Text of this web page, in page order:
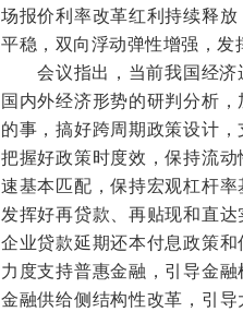
场报价利率改革红利持续释
平稳，双向浮动弹性增强，发
会议指出，当前我国经
国内外经济形势的研判分析
的事，搞好跨周期政策设计
把握好政策时度效，保持流
速基本匹配，保持宏观杠杆
发挥好再贷款、再贴现和直
企业贷款延期还本付息政策
力度支持普惠金融，引导金
金融供给侧结构性改革，引